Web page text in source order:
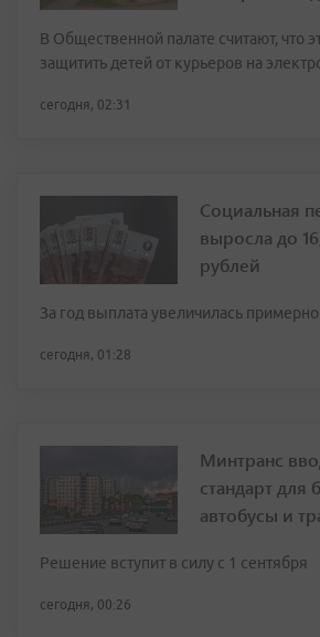
В Общественной палате считают, что
защитить детей от курьеров на
сегодня, 02:31
Социальная
выросла до
рублей
За год выплата увеличилась
сегодня, 01:28
Минтранс
стандарт для
автобусы и
Решение вступит в силу с 1 сентября
сегодня, 00:26